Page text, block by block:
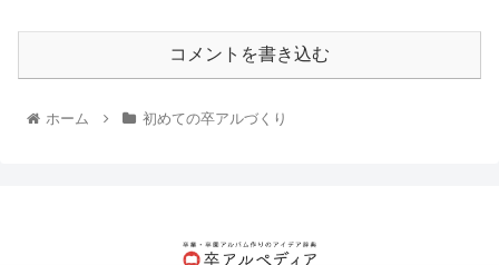
コメントを書き込む
ホーム 初めての卒アルづくり